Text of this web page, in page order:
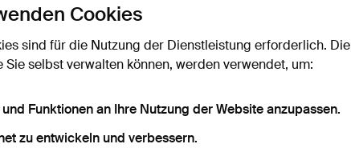
Cookies
sind für die Nutzung der Dienstleistung erforderlich. Die
Sie selbst verwalten können, werden verwendet, um:
Funktionen an Ihre Nutzung der Website anzupassen.
zu entwickeln und verbessern.